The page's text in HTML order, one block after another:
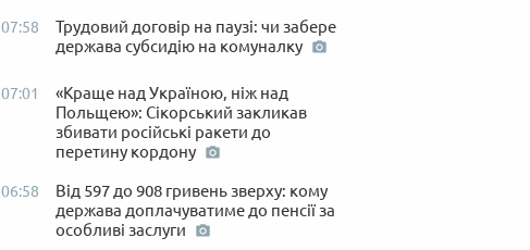
07:58
Трудовий договір на паузі: чи забере
держава субсидію на комуналку
07:01
«Краще над Україною, ніж над
Польщею»: Сікорський закликав
збивати російські ракети до
перетину кордону
06:58
Від 597 до 908 гривень зверху: кому
держава доплачуватиме до пенсії за
особливі заслуги